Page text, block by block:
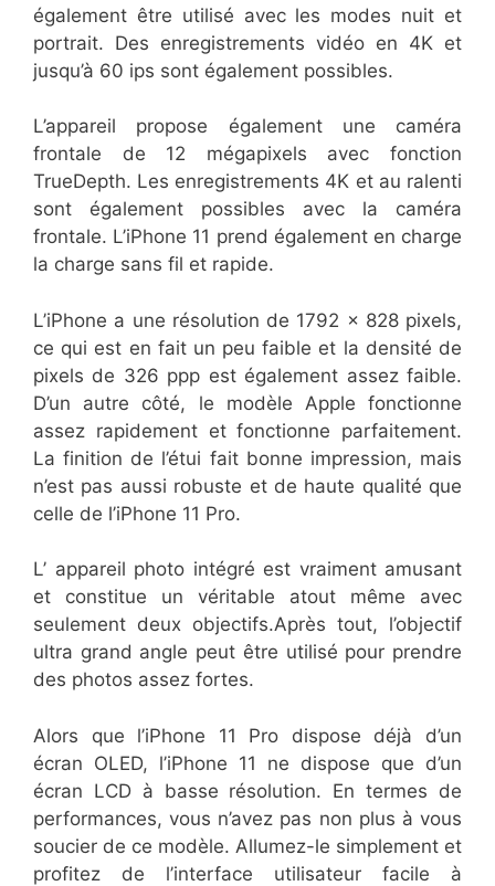
également être utilisé avec les modes nuit et
portrait. Des enregistrements vidéo en 4K et
jusqu’à 60 ips sont également possibles.
L’appareil propose également une caméra
frontale de 12 mégapixels avec fonction
TrueDepth. Les enregistrements 4K et au ralenti
sont également possibles avec la caméra
frontale. L’iPhone 11 prend également en charge
la charge sans fil et rapide.
L’iPhone a une résolution de 1792 x 828 pixels,
ce qui est en fait un peu faible et la densité de
pixels de 326 ppp est également assez faible.
D’un autre côté, le modèle Apple fonctionne
assez rapidement et fonctionne parfaitement.
La finition de l’étui fait bonne impression, mais
n’est pas aussi robuste et de haute qualité que
celle de l’iPhone 11 Pro.
L’ appareil photo intégré est vraiment amusant
et constitue un véritable atout même avec
seulement deux objectifs.Après tout, l’objectif
ultra grand angle peut être utilisé pour prendre
des photos assez fortes.
Alors que l’iPhone 11 Pro dispose déjà d’un
écran OLED, l’iPhone 11 ne dispose que d’un
écran LCD à basse résolution. En termes de
performances, vous n’avez pas non plus à vous
soucier de ce modèle. Allumez-le simplement et
profitez de l’interface utilisateur facile à